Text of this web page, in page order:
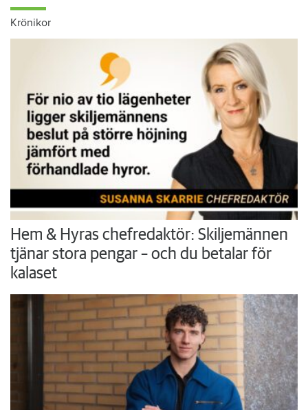
Krönikor
Hem & Hyras chefredaktör: Skiljemännen
tjänar stora pengar – och du betalar för
kalaset